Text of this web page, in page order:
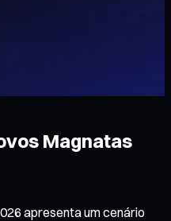
Magnatas
apresenta um cenário